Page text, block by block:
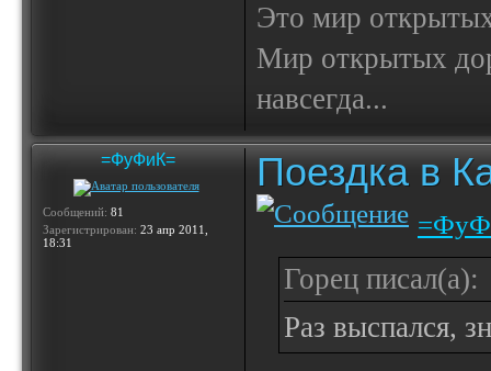
Это мир
Мир открытых
навсегда...
=ФуФиК=
Сообщений: 81
Зарегистрирован: 23 апр 2011,
18:31
Поездка в
Горец писал(а):
Раз выспался,